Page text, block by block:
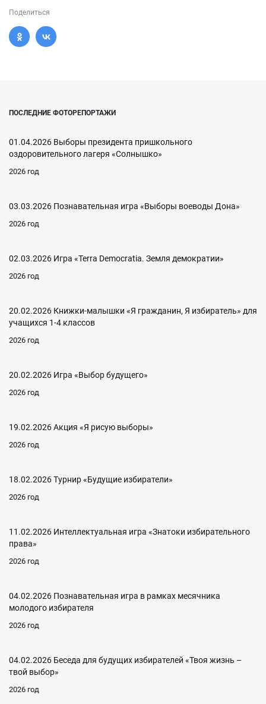
Поделиться
ПОСЛЕДНИЕ ФОТОРЕПОРТАЖИ
01.04.2026 Выборы президента пришкольного
оздоровительного лагеря «Солнышко»
2026 год
03.03.2026 Познавательная игра «Выборы воеводы Дона»
2026 год
02.03.2026 Игра «Terra Democratia. Земля демократии»
2026 год
20.02.2026 Книжки-малышки «Я гражданин, Я избиратель» для
учащихся 1-4 классов
2026 год
20.02.2026 Игра «Выбор будущего»
2026 год
19.02.2026 Акция «Я рисую выборы»
2026 год
18.02.2026 Турнир «Будущие избиратели»
2026 год
11.02.2026 Интеллектуальная игра «Знатоки избирательного
права»
2026 год
04.02.2026 Познавательная игра в рамках месячника
молодого избирателя
2026 год
04.02.2026 Беседа для будущих избирателей «Твоя жизнь –
твой выбор»
2026 год